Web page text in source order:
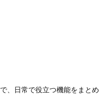
、日常で役立つ機能をまと